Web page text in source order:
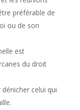
préférable de
ou de son
est
du droit
celui qui